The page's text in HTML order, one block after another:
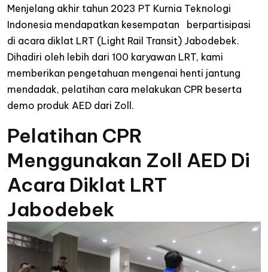
Menjelang akhir tahun 2023 PT Kurnia Teknologi
Indonesia mendapatkan kesempatan berpartisipasi
di acara diklat LRT (Light Rail Transit) Jabodebek.
Dihadiri oleh lebih dari 100 karyawan LRT, kami
memberikan pengetahuan mengenai henti jantung
mendadak, pelatihan cara melakukan CPR beserta
demo produk AED dari Zoll.
Pelatihan CPR
Menggunakan Zoll AED Di
Acara Diklat LRT
Jabodebek